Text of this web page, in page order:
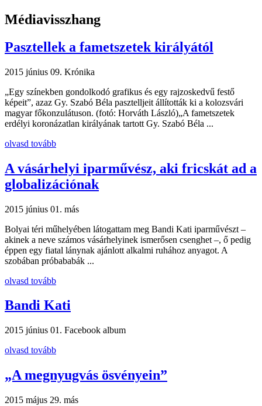
Médiavisszhang
Pasztellek a fametszetek királyától
2015 június 09. Krónika
„Egy színekben gondolkodó grafikus és egy rajzoskedvű festő
képeit”, azaz Gy. Szabó Béla pasztelljeit állították ki a kolozsvári
magyar főkonzulátuson. (fotó: Horváth László)„A fametszetek
erdélyi koronázatlan királyának tartott Gy. Szabó Béla ...
olvasd tovább
A vásárhelyi iparművész, aki fricskát ad a
globalizációnak
2015 június 01. más
Bolyai téri műhelyében látogattam meg Bandi Kati iparművészt –
akinek a neve számos vásárhelyinek ismerősen csenghet –, ő pedig
éppen egy fiatal lánynak ajánlott alkalmi ruhához anyagot. A
szobában próbababák ...
olvasd tovább
Bandi Kati
2015 június 01. Facebook album
olvasd tovább
„A megnyugvás ösvényein”
2015 május 29. más